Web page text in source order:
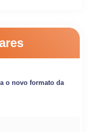
o novo formato da